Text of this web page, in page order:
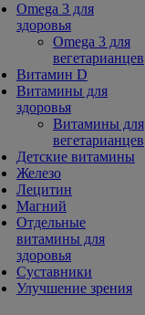
Omega 3 для
здоровья
Omega 3 для
вегетарианцев
Витамин D
Витамины для
здоровья
Витамины для
вегетарианцев
Детские витамины
Железо
Лецитин
Магний
Отдельные
витамины для
здоровья
Суставники
Улучшение зрения